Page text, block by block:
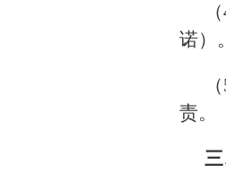
诺）。
责。